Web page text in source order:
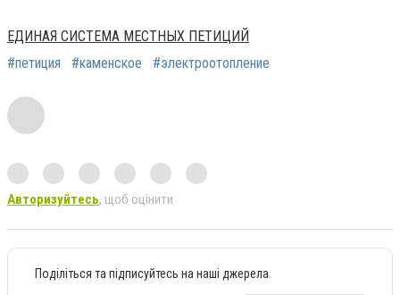
ЕДИНАЯ СИСТЕМА МЕСТНЫХ ПЕТИЦИЙ
#петиция
#каменское #электроотопление
Авторизуйтесь, щоб оцінити
Поділіться та підписуйтесь на наші джерела